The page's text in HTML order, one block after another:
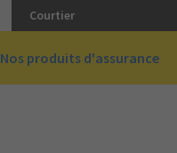
Courtier
Nos produits d'assurance